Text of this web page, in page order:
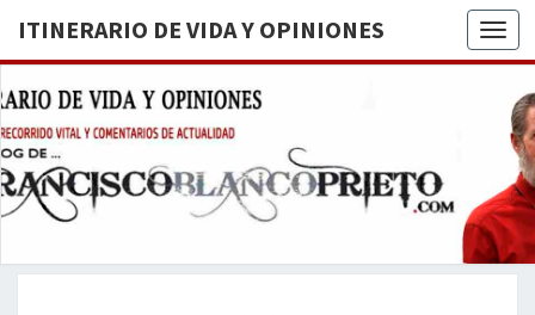
ITINERARIO DE VIDA Y OPINIONES
DE
BREVE
RECORRIDO
VITAL Y
ACTUALIDAD